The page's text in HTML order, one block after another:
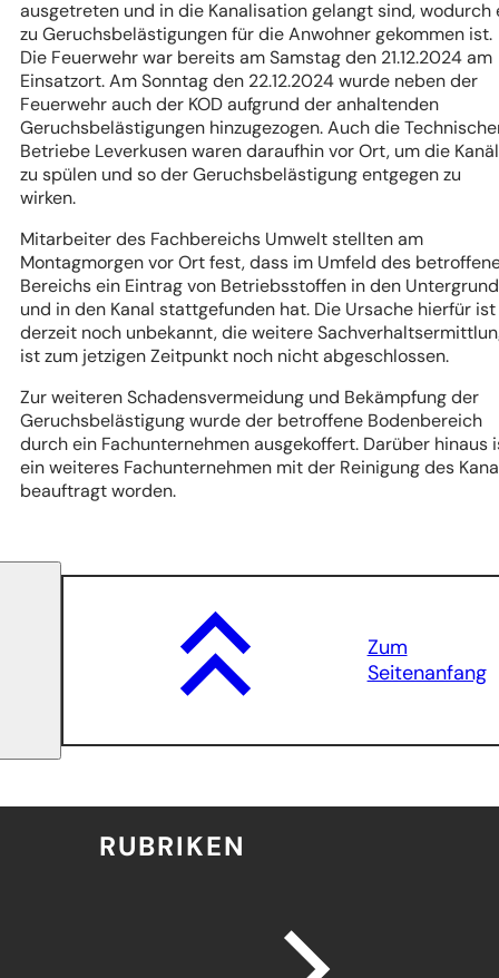
ausgetreten und in die Kanalisation gelangt sind, wodurch
zu Geruchsbelästigungen für die Anwohner gekommen ist.
Die Feuerwehr war bereits am Samstag den 21.12.2024 am
Einsatzort. Am Sonntag den 22.12.2024 wurde neben der
Feuerwehr auch der KOD aufgrund der anhaltenden
Geruchsbelästigungen hinzugezogen. Auch die
Betriebe Leverkusen waren daraufhin vor Ort, um die
zu spülen und so der Geruchsbelästigung entgegen zu
wirken.
Mitarbeiter des Fachbereichs Umwelt stellten am
Montagmorgen vor Ort fest, dass im Umfeld des
Bereichs ein Eintrag von Betriebsstoffen in den Untergrund
und in den Kanal stattgefunden hat. Die Ursache hierfür ist
derzeit noch unbekannt, die weitere
ist zum jetzigen Zeitpunkt noch nicht abgeschlossen.
Zur weiteren Schadensvermeidung und Bekämpfung der
Geruchsbelästigung wurde der betroffene Bodenbereich
durch ein Fachunternehmen ausgekoffert. Darüber hinaus
ein weiteres Fachunternehmen mit der Reinigung des
beauftragt worden.
Zum
Seitenanfang
RUBRIKEN